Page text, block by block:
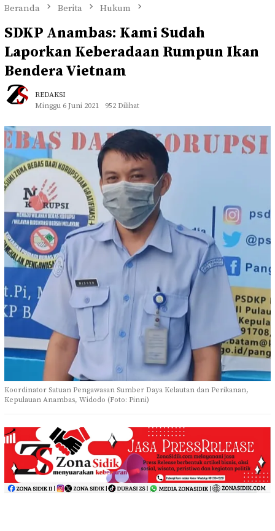
Beranda Berita Hukum
SDKP Anambas: Kami Sudah
Laporkan Keberadaan Rumpun Ikan
Bendera Vietnam
REDAKSI
Minggu 6 Juni 2021
952 Dilihat
Koordinator Satuan Pengawasan Sumber Daya Kelautan dan Perikanan,
Kepulauan Anambas, Widodo (Foto: Pinni)